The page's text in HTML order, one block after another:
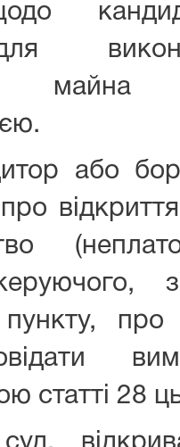
або
статті 28